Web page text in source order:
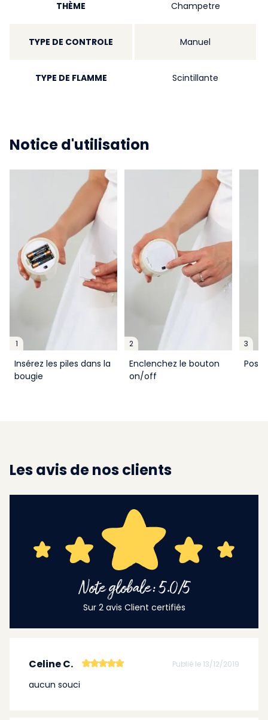
THÈME Champetre
TYPE DE CONTROLE Manuel
TYPE DE FLAMME Scintillante
Notice d'utilisation
1
Insérez les piles dans la
bougie
2
Enclenchez le bouton
on/off
3
Les avis de nos clients
Celine C. Publié le 13/12/2019
aucun souci
Note globale: 5.0/5
Sur 2 avis Client certifiés